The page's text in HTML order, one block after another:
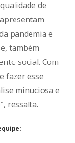
de
pandemia e
também
social. Com
fazer esse
minuciosa e
ressalta.